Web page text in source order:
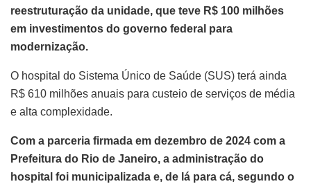
reestruturação da unidade, que teve R$ 100 milhões
em investimentos do governo federal para
modernização.
O hospital do Sistema Único de Saúde (SUS) terá ainda
R$ 610 milhões anuais para custeio de serviços de média
e alta complexidade.
Com a parceria firmada em dezembro de 2024 com a
Prefeitura do Rio de Janeiro, a administração do
hospital foi municipalizada e, de lá para cá, segundo o